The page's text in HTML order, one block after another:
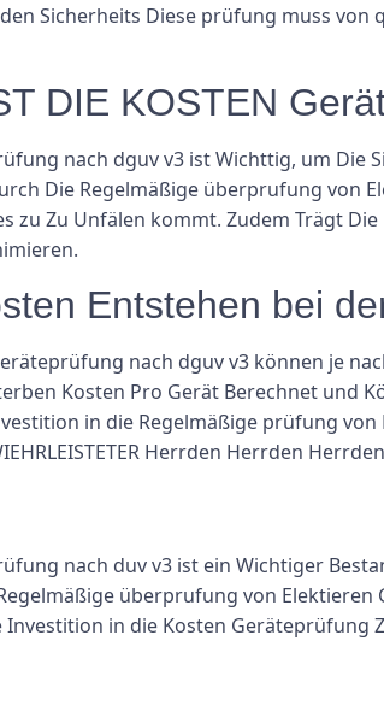
Sicherheits Diese prüfung muss
DIE KOSTEN
nach dguv v3 ist Wichttig, um
Die Regelmäßige überprufung von
zu Zu Unfälen kommt. Zudem Trägt
Entstehen bei
nach dguv v3 können je
Kosten Pro Gerät Berechnet und
in die Regelmäßige prüfung
Herrden Herrden
nach duv v3 ist ein Wichtiger
überprufung von
in die Kosten Geräteprüfung